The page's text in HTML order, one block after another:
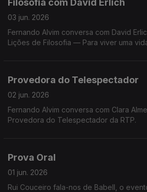
Filosofia com David Erlich
03 jun. 2026
Fernando Alvim conversa com David
Lições de Filosofia — Para viver uma
Provedora do Telespectador
02 jun. 2026
Fernando Alvim conversa com Clara
Provedora do Telespectador da RTP.
Prova Oral
01 jun. 2026
Rui Couceiro fala-nos de Babell, o